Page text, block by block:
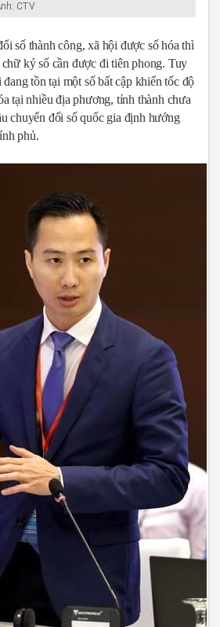
CTV
số thành công, xã hội được số hóa thì
ký số cần được đi tiên phong. Tuy
tồn tại một số bất cập khiến tốc độ
tại nhiều địa phương, tỉnh thành chưa
chuyển đối số quốc gia định hướng
phủ.